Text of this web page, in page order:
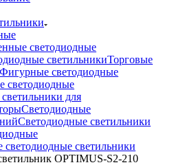
светодиодные
светильникиТорговые
Фигурные светодиодные
светодиодные
для
Светодиодные
Светодиодные светильники
светодиодные светильники
OPTIMUS-S2-210